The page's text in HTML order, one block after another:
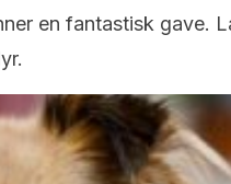
en fantastisk gave.